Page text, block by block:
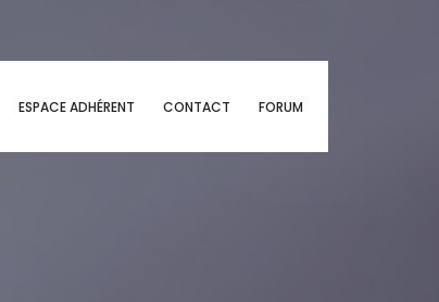
ESPACE ADHÉRENT CONTACT FORUM